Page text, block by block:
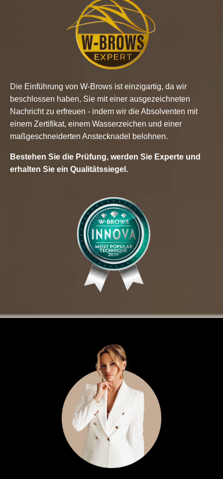
Die Einführung von W-Brows ist einzigartig, da wir
beschlossen haben, Sie mit einer ausgezeichneten
Nachricht zu erfreuen - indem wir die Absolventen mit
einem Zertifikat, einem Wasserzeichen und einer
maßgeschneiderten Anstecknadel belohnen.
Bestehen Sie die Prüfung, werden Sie Experte und
erhalten Sie ein Qualitätssiegel.